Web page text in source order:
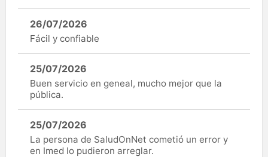
26/07/2026
Fácil y confiable
25/07/2026
Buen servicio en geneal, mucho mejor que la
pública.
25/07/2026
La persona de SaludOnNet cometió un error y
en Imed lo pudieron arreglar.